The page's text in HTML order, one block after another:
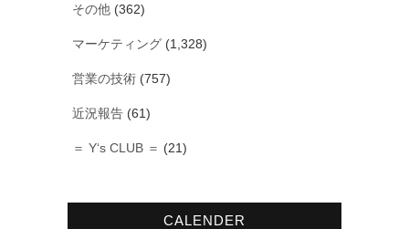
その他 (362)
マーケティング (1,328)
営業の技術 (757)
近況報告 (61)
＝ Y‘s CLUB ＝ (21)
CALENDER